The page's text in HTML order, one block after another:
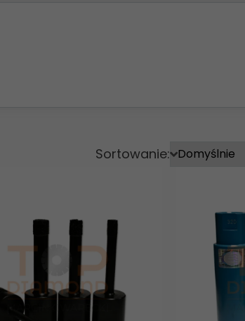
Sortowanie: